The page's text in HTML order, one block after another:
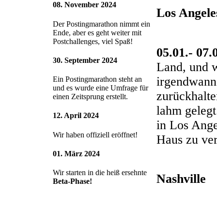
08. November 2024
Der Postingmarathon nimmt ein
Ende, aber es geht weiter mit
Postchallenges, viel Spaß!
30. September 2024
Ein Postingmarathon steht an
und es wurde eine Umfrage für
einen Zeitsprung erstellt.
12. April 2024
Wir haben offiziell eröffnet!
01. März 2024
Wir starten in die heiß ersehnte
Beta-Phase!
Los
05.01.-
Land, und
lahm
in Los
Haus zu
Nashville